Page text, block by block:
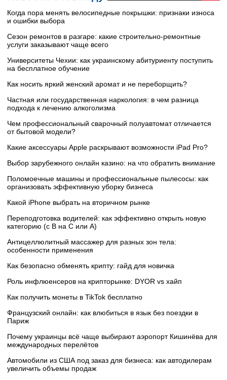
Когда пора менять велосипедные покрышки: признаки износа
и ошибки выбора
Сезон ремонтов в разгаре: какие строительно-ремонтные
услуги заказывают чаще всего
Университеты Чехии: как украинскому абитуриенту поступить
на бесплатное обучение
Как носить яркий женский аромат и не переборщить?
Частная или государственная наркология: в чем разница
подхода к лечению алкоголизма
Чем профессиональный сварочный полуавтомат отличается
от бытовой модели?
Какие аксессуары Apple раскрывают возможности iPad Pro?
Выбор зарубежного онлайн казино: на что обратить внимание
Поломоечные машины и профессиональные пылесосы: как
организовать эффективную уборку бизнеса
Какой iPhone выбрать на вторичном рынке
Переподготовка водителей: как эффективно открыть новую
категорию (с B на C или А)
Антицеллюлитный массажер для разных зон тела:
особенности применения
Как безопасно обменять крипту: гайд для новичка
Роль инфлюенсеров на крипторынке: DYOR vs хайп
Как получить монеты в TikTok бесплатно
Французский онлайн: как влюбиться в язык без поездки в
Париж
Почему украинцы всё чаще выбирают аэропорт Кишинёва для
международных перелётов
Автомобили из США под заказ для бизнеса: как автодилерам
увеличить объемы продаж